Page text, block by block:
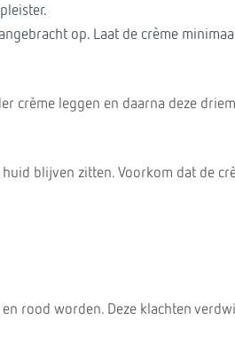
op. Laat de crème
crème leggen en daarna deze
blijven zitten. Voorkom dat de
rood worden. Deze klachten